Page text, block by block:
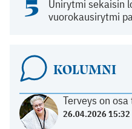
Unirytmi sekaisin
vuorokausirytmi
KOLUMNI
Terveys on
26.04.2026 15:32